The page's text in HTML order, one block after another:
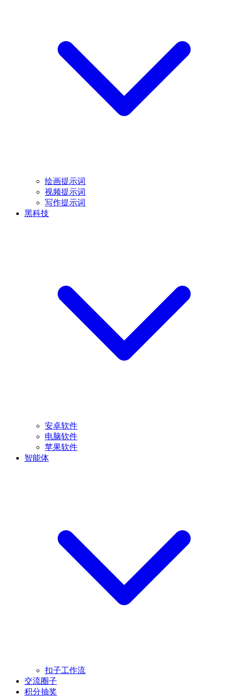
绘画提示词
视频提示词
写作提示词
黑科技
安卓软件
电脑软件
苹果软件
智能体
扣子工作流
交流圈子
积分抽奖